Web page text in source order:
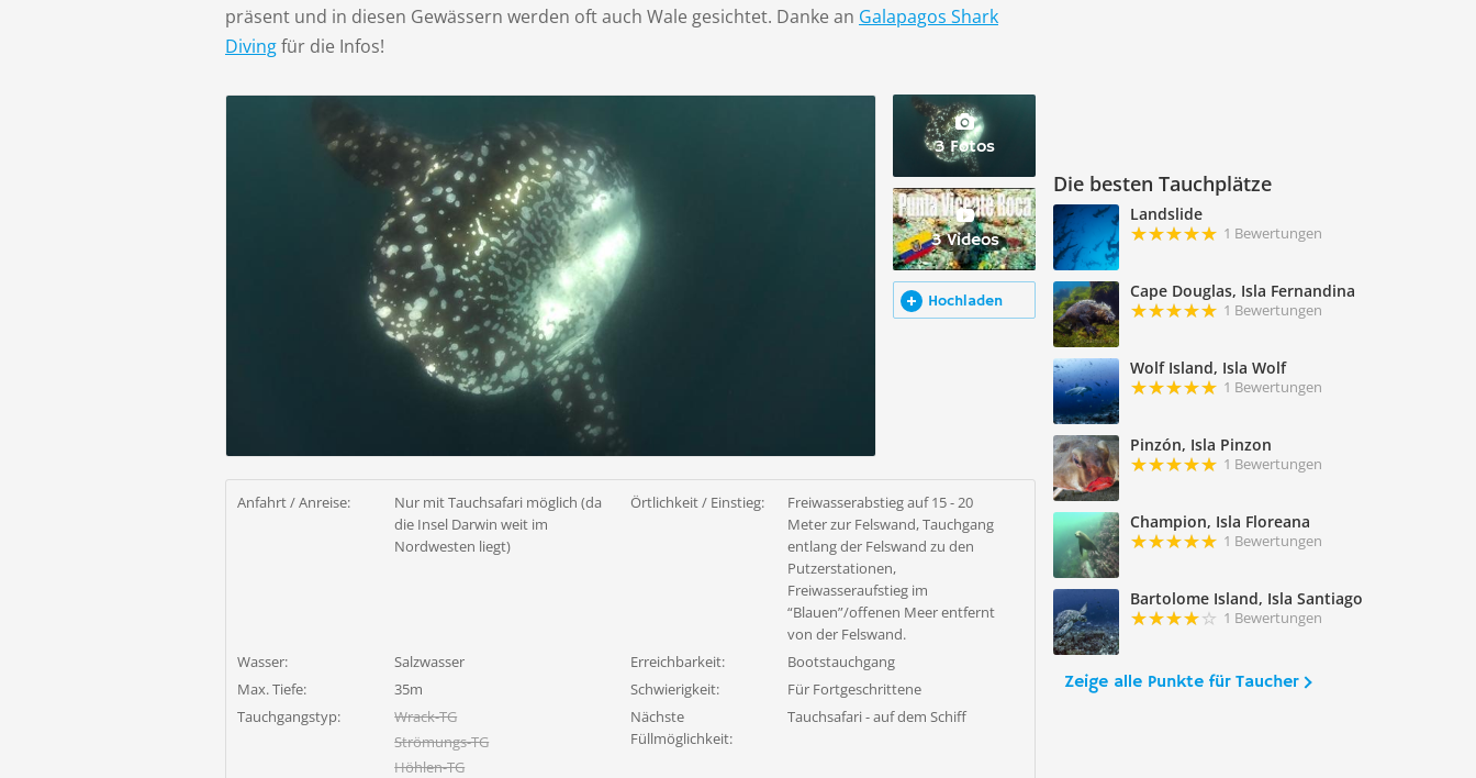
Die besten Tauchplätze
Landslide
1 Bewertungen
Cape Douglas, Isla Fernandina
1 Bewertungen
Wolf Island, Isla Wolf
1 Bewertungen
Pinzón, Isla Pinzon
1 Bewertungen
Champion, Isla Floreana
1 Bewertungen
Bartolome Island, Isla Santiago
1 Bewertungen
Zeige alle Punkte für Taucher
präsent und in diesen Gewässern werden oft auch Wale gesichtet. Danke an Galapagos Shark
Divingfür die Infos!
3 Fotos
3 Videos
Hochladen
Anfahrt / Anreise:
Nur mit Tauchsafari möglich (da
die Insel Darwin weit im
Nordwesten liegt)
Örtlichkeit / Einstieg:
Freiwasserabstieg auf 15 - 20
Meter zur Felswand, Tauchgang
entlang der Felswand zu den
Putzerstationen,
Freiwasseraufstieg im
“Blauen”/offenen Meer entfernt
von der Felswand.
Wasser:
Salzwasser Erreichbarkeit:
Bootstauchgang
Max. Tiefe:
35m Schwierigkeit:
Für Fortgeschrittene
Tauchgangstyp:
Wrack-TG
Strömungs-TG
Höhlen-TG
Nächste
Füllmöglichkeit:
Tauchsafari - auf dem Schiff